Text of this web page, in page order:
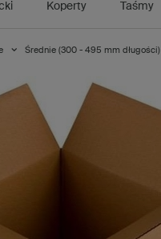
Koperty Taśmy
Średnie (300 - 495 mm długości)